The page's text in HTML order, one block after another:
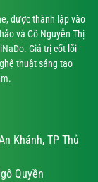
được thành lập vào
và Cô Nguyễn Thị
Giá trị cốt lõi
thuật sáng tạo
Khánh, TP Thủ
Quyền